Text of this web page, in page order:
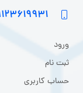
ورود
ثبت نام
حساب کاربری